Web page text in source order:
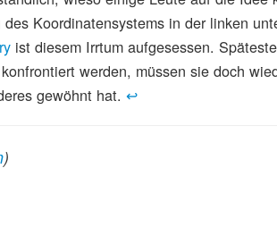
des Koordinatensystems in der linken
ist diesem Irrtum aufgesessen.
werden, müssen sie doch
gewöhnt hat. ↩
)